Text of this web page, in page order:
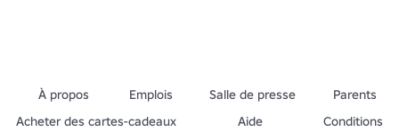
À propos Emplois Salle de presse
Parents
Acheter des cartes-cadeaux
Aide
Conditions